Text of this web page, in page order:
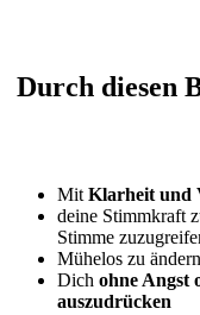
Durch diesen
Mit Klarheit und
deine Stimmkraft
Stimme
Mühelos zu
Dich ohne Angst
auszudrücken